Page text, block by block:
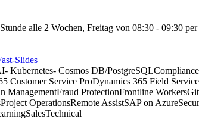
alle 2 Wochen, Freitag von 08:30 - 09:30
Slides
Kubernetes- Cosmos DB/PostgreSQLCompliance
Customer Service ProDynamics 365 Field Service
ManagementFraud ProtectionFrontline Workers
Project OperationsRemote AssistSAP on Azure
SalesTechnical